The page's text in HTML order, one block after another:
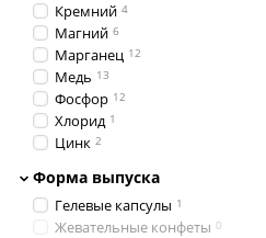
Кремний 4
Магний 6
Марганец 12
Медь 13
Фосфор 12
Хлорид 1
Цинк 2
Форма выпуска
Гелевые капсулы 1
Жевательные конфеты 0